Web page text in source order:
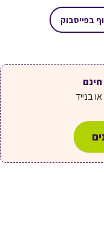
בפייסבוק
בנייד